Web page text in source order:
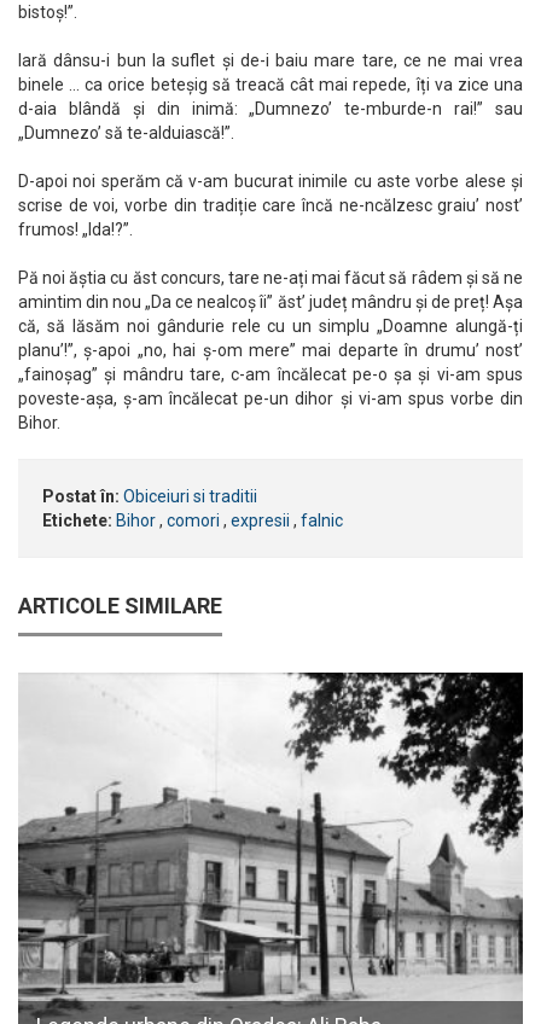
bistoș!”.
Iară dânsu-i bun la suflet și de-i baiu mare tare, ce ne mai vrea
binele … ca orice beteșig să treacă cât mai repede, îți va zice una
d-aia blândă și din inimă: „Dumnezo’ te-mburde-n rai!” sau
„Dumnezo’ să te-alduiască!”.
D-apoi noi sperăm că v-am bucurat inimile cu aste vorbe alese și
scrise de voi, vorbe din tradiție care încă ne-ncălzesc graiu’ nost’
frumos! „Ida!?”.
Pă noi ăștia cu ăst concurs, tare ne-ați mai făcut să râdem și să ne
amintim din nou „Da ce nealcoș îi” ăst’ județ mândru și de preț! Așa
că, să lăsăm noi gândurie rele cu un simplu „Doamne alungă-ți
planu’!”, ș-apoi „no, hai ș-om mere” mai departe în drumu’ nost’
„fainoșag” și mândru tare, c-am încălecat pe-o șa și vi-am spus
poveste-așa, ș-am încălecat pe-un dihor și vi-am spus vorbe din
Bihor.
Postat în: Obiceiuri si traditii
Etichete: Bihor, comori , expresii , falnic
ARTICOLE SIMILARE